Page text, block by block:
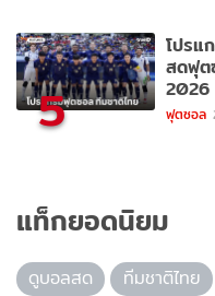
5
โปรแ
สดฟุ
2026
ฟุตซอล
แท็กยอดนิยม
ดูบอลสด ทีมชาติไทย